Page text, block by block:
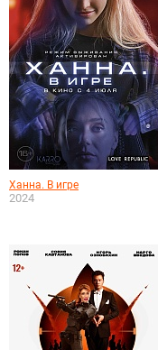
Ханна. В игре
2024